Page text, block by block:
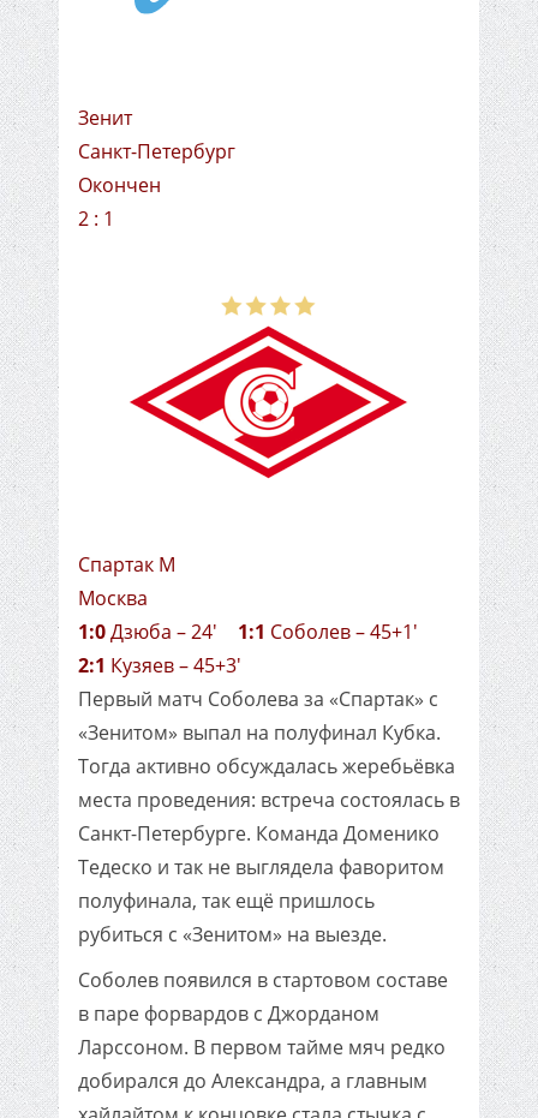
Зенит
Санкт-Петербург
Окончен
2 : 1
Спартак М
Москва
1:0Дзюба – 24' 1:1 Соболев – 45+1'
2:1 Кузяев – 45+3'
Первый матч Соболева за «Спартак» с
«Зенитом» выпал на полуфинал Кубка.
Тогда активно обсуждалась жеребьёвка
места проведения: встреча состоялась в
Санкт-Петербурге. Команда Доменико
Тедеско и так не выглядела фаворитом
полуфинала, так ещё пришлось
рубиться с «Зенитом» на выезде.
Соболев появился в стартовом составе
в паре форвардов с Джорданом
Ларссоном. В первом тайме мяч редко
добирался до Александра, а главным